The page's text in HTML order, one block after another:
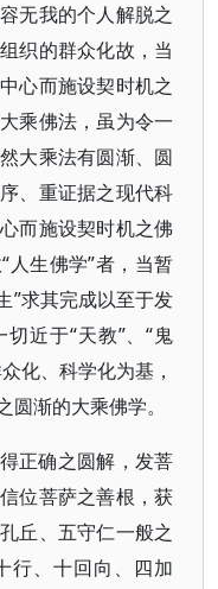
无我的个人解脱之
织的群众化故，当
心而施设契时机之
乘佛法，虽为令一
大乘法有圆渐、圆
、重证据之现代科
而施设契时机之佛
人生佛学”者，当暂
”求其完成以至于发
近于“天教”、“鬼
化、科学化为基，
渐的大乘佛学。
正确之圆解，发菩
位菩萨之善根，获
丘、五守仁一般之
行、十回向、四加